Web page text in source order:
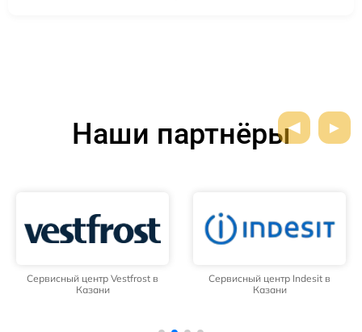
Наши партнёры
Сервисный центр Vestfrost в
Казани
Сервисный центр Indesit в
Казани